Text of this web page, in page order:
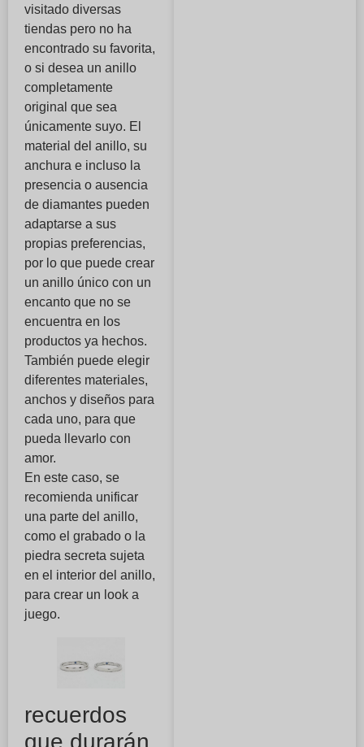
visitado diversas
tiendas pero no ha
encontrado su favorita,
o si desea un anillo
completamente
original que sea
únicamente suyo. El
material del anillo, su
anchura e incluso la
presencia o ausencia
de diamantes pueden
adaptarse a sus
propias preferencias,
por lo que puede crear
un anillo único con un
encanto que no se
encuentra en los
productos ya hechos.
También puede elegir
diferentes materiales,
anchos y diseños para
cada uno, para que
pueda llevarlo con
amor.
En este caso, se
recomienda unificar
una parte del anillo,
como el grabado o la
piedra secreta sujeta
en el interior del anillo,
para crear un look a
juego.
recuerdos
que durarán